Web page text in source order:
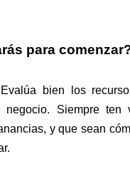
para
bien los
negocio. Siempre ten
y que sean